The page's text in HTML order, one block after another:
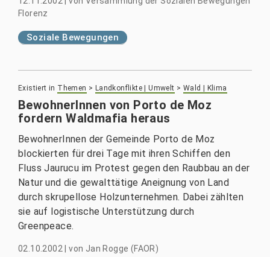
Florenz
Soziale Bewegungen
Existiert in Themen > Landkonflikte | Umwelt > Wald | Klima
BewohnerInnen von Porto de Moz
fordern Waldmafia heraus
BewohnerInnen der Gemeinde Porto de Moz
blockierten für drei Tage mit ihren Schiffen den
Fluss Jaurucu im Protest gegen den Raubbau an der
Natur und die gewalttätige Aneignung von Land
durch skrupellose Holzunternehmen. Dabei zählten
sie auf logistische Unterstützung durch
Greenpeace.
02.10.2002 |von Jan Rogge (FAOR)